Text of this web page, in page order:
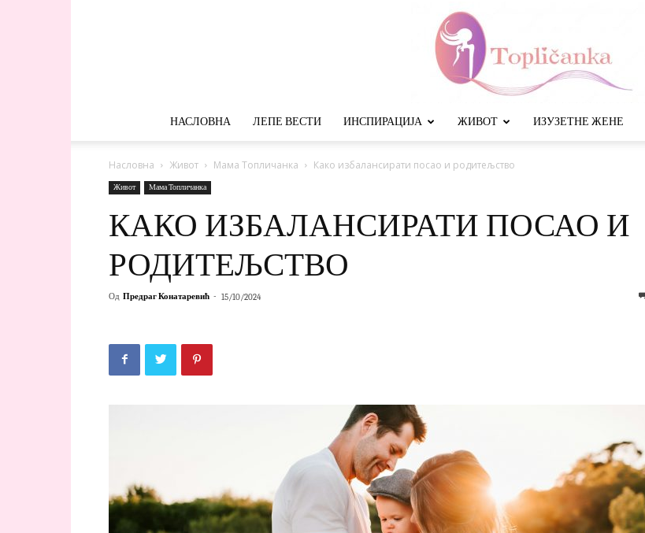
НАСЛОВНА ЛЕПЕ ВЕСТИ ИНСПИРАЦИЈА ЖИВОТ ИЗУЗЕТНЕ ЖЕНЕ
Насловна Живот Мама Топличанка Како избалансирати посао и родитељство
Живот Мама Топличанка
КАКО ИЗБАЛАНСИРАТИ ПОСАО И
РОДИТЕЉСТВО
Од Предраг Конатаревић - 15/10/2024